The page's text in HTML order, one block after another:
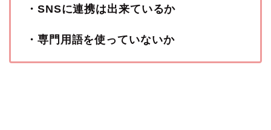
・SNSに連携は出来ているか
・専門用語を使っていないか